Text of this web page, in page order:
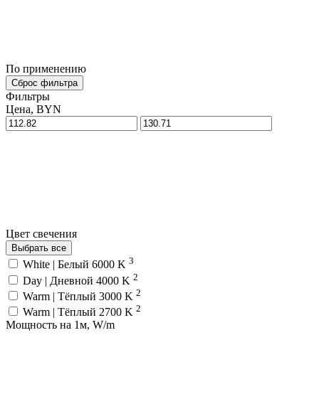
По применению
Сброс фильтра
Фильтры
Цена, BYN
Цвет свечения
Выбрать все
White | Белый 6000 K 3
Day | Дневной 4000 K 2
Warm | Тёплый 3000 K 2
Warm | Тёплый 2700 K 2
Мощность на 1м, W/m